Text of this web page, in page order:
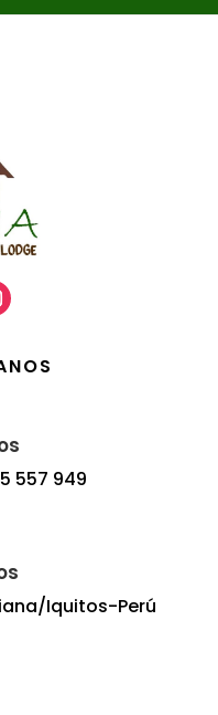
557 949
Iquitos-Perú